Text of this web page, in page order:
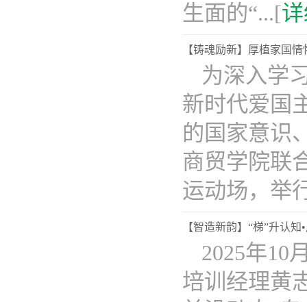
生面的“...[
【铸魂励新】厚植家国
为深入学
新时代爱国
的国家意识
商贸学院联
运动场，举
【智造新韵】“梯”升认
2025年10
培训经理黄